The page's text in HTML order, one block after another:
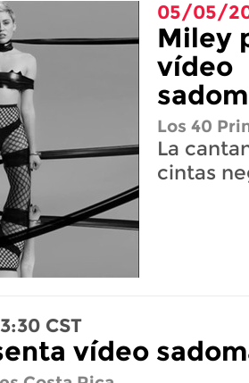
05/05/
Miley
vídeo
Los 40
La
cintas
CST
vídeo